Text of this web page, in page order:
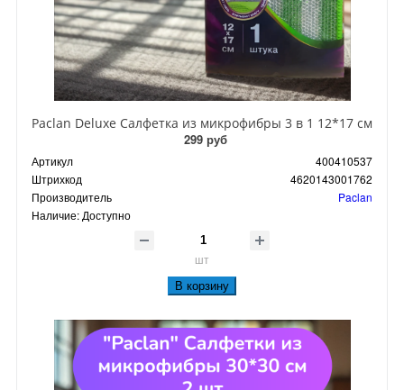
Paclan Deluxe Салфетка из микрофибры 3 в 1 12*17 см
299 руб
Артикул
400410537
Штрихкод
4620143001762
Производитель
Paclan
Наличие: Доступно
шт
В корзину